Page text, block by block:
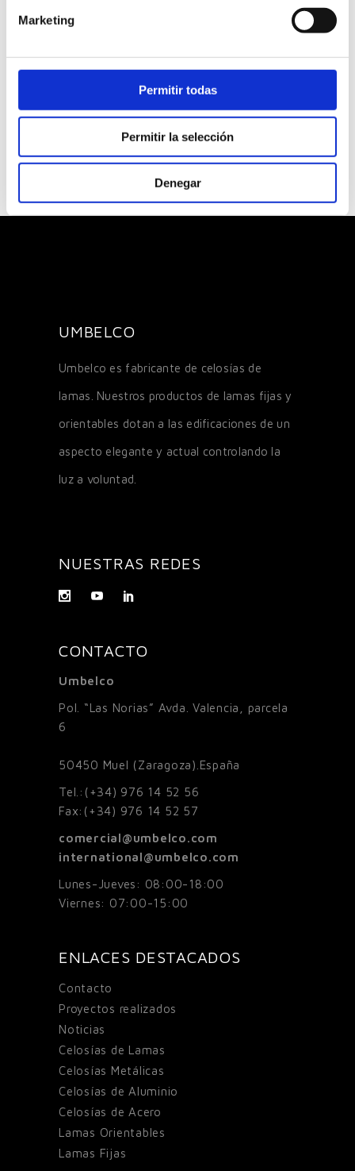
Marketing
Permitir todas
Permitir la selección
Denegar
tod
los
tor
tod
os
los
mat
eria
les
toda
ubic
nes
UMBELCO
Umbelco es fabricante de celosías de
lamas. Nuestros productos de lamas fijas y
orientables dotan a las edificaciones de un
aspecto elegante y actual controlando la
luz a voluntad.
NUESTRAS REDES
CONTACTO
Umbelco
Pol. “Las Norias” Avda. Valencia, parcela
6
50450 Muel (Zaragoza).España
Tel.: (+34) 976 14 52 56
Fax: (+34) 976 14 52 57
comercial@umbelco.com
international@umbelco.com
Lunes-Jueves: 08:00-18:00
Viernes: 07:00-15:00
ENLACES DESTACADOS
Contacto
Proyectos realizados
Noticias
Celosías de Lamas
Celosías Metálicas
Celosías de Aluminio
Celosías de Acero
Lamas Orientables
Lamas Fijas